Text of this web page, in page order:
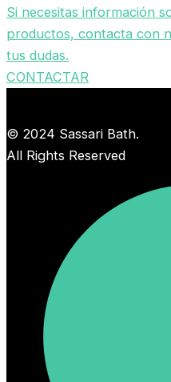
Si necesitas información
productos, contacta con
tus dudas.
CONTACTAR
© 2024 Sassari Bath.
All Rights Reserved